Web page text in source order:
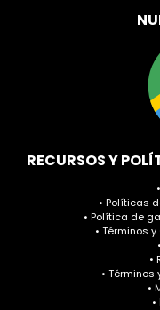
RECURSOS Y
• Políticas
• Política de
• Términos
•
•
•